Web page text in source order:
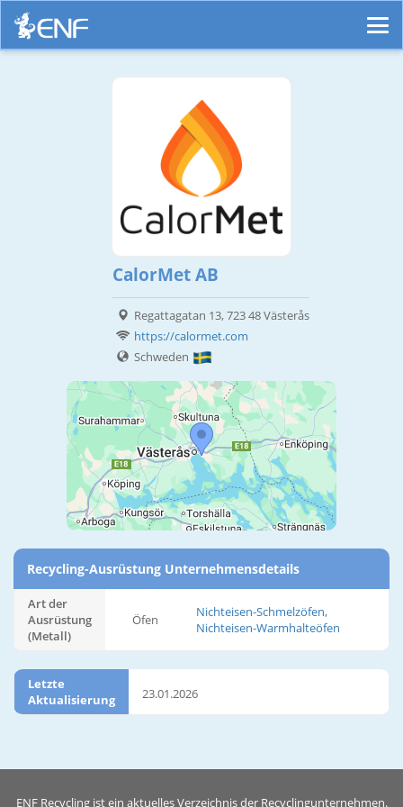
CalorMet AB
Regattagatan 13, 723 48 Västerås
https://calormet.com
Schweden
Recycling-Ausrüstung Unternehmensdetails
Art der
Ausrüstung
(Metall)
Öfen
Nichteisen-Schmelzöfen,
Nichteisen-Warmhalteöfen
Letzte
Aktualisierung
23.01.2026
ENF Recycling ist ein aktuelles Verzeichnis der Recyclingunternehmen.